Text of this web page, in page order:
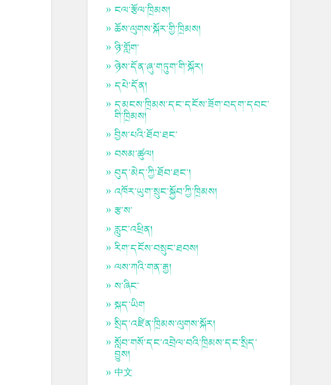
ངལ་རྩོལ་ཁྲིམས།
ཆོས་ལུགས་སྐོར་གྱི་ཁྲིམས།
ཉི་གློག་
ཉེས་དོན་ཞུ་གཏུག་གི་སྐོར།
དཔེ་དོན།
དམངས་ཁྲིམས་དང་དངོས་ཟོག་བདག་དབང་
གི་ཁྲིམས།
བྱིས་པའི་ཐོབ་ཐང་
བསམ་ཚུལ།
བུད་མེད་ཀྱི་ཐོབ་ཐང་།
འཁོར་ཡུག་སྲུང་སྐྱོབ་ཀྱི་ཁྲིམས།
རྩ་ས་
རླུང་འཕྲིན།
རིག་དངོས་བསྲུང་ཐབས།
ལས་ཀའི་གན་རྒྱ།
ས་ཞིང་
སྐད་ཡིག
སྲིད་འཛིན་ཁྲིམས་ལུགས་སྐོར།
སློབ་གསོ་དང་འབྲེལ་བའི་ཁྲིམས་དང་སྲིད་
བྱུས།
中文